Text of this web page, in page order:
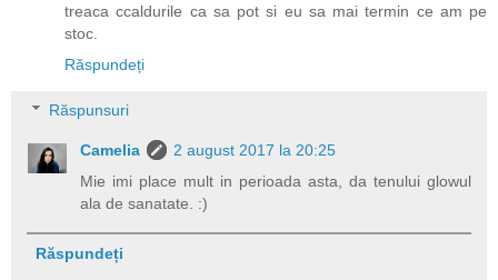
treaca ccaldurile ca sa pot si eu sa mai termin ce am pe
stoc.
Răspundeți
Răspunsuri
Camelia
2 august 2017 la 20:25
Mie imi place mult in perioada asta, da tenului glowul
ala de sanatate. :)
Răspundeți